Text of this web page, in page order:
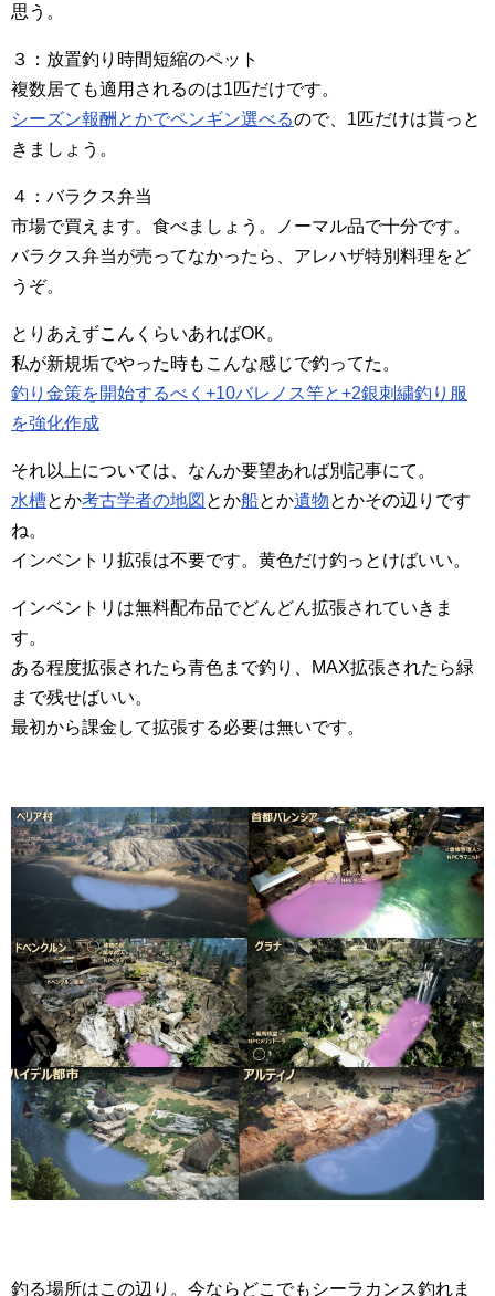
思う。
３：放置釣り時間短縮のペット
複数居ても適用されるのは1匹だけです。
シーズン報酬とかでペンギン選べるので、1匹だけは貰っと
きましょう。
４：バラクス弁当
市場で買えます。食べましょう。ノーマル品で十分です。
バラクス弁当が売ってなかったら、アレハザ特別料理をど
うぞ。
とりあえずこんくらいあればOK。
私が新規垢でやった時もこんな感じで釣ってた。
釣り金策を開始するべく+10バレノス竿と+2銀刺繍釣り服
を強化作成
それ以上については、なんか要望あれば別記事にて。
水槽とか考古学者の地図 とか船とか遺物とかその辺りです
ね。
インベントリ拡張は不要です。黄色だけ釣っとけばいい。
インベントリは無料配布品でどんどん拡張されていきま
す。
ある程度拡張されたら青色まで釣り、MAX拡張されたら緑
まで残せばいい。
最初から課金して拡張する必要は無いです。
釣る場所はこの辺り。今ならどこでもシーラカンス釣れま